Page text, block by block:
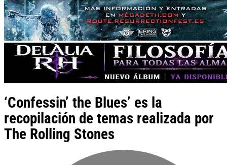
‘Confessin’ the Blues’ es la
recopilación de temas realizada por
The Rolling Stones